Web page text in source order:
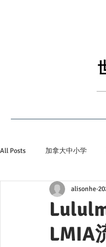
All Posts 加拿大中小学
加拿大省提名 加拿大
LMIA
alisonhe